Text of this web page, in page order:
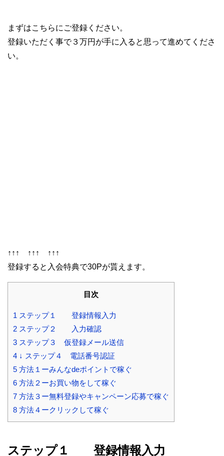
まずはこちらにご登録ください。
登録いただく事で３万円が手に入ると思って進めてくださ
い。
↑↑↑ ↑↑↑ ↑↑↑
登録すると入会特典で30Pが貰えます。
目次
1 ステップ１ 登録情報入力
2 ステップ２ 入力確認
3 ステップ３ 仮登録メール送信
4 ↓ ステップ４ 電話番号認証
5 方法１ーみんなdeポイントで稼ぐ
6 方法２ーお買い物をして稼ぐ
7 方法３ー無料登録やキャンペーン応募で稼ぐ
8 方法４ークリックして稼ぐ
ステップ１ 登録情報入力